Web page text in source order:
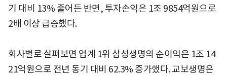
기 대비 13% 줄어든 반면, 투자손익은 1조 9854억원으로
2배 이상 급증했다.
회사별로 살펴보면 업계 1위 삼성생명의 순이익은 1조 14
21억원으로 전년 동기 대비 62.3% 증가했다. 교보생명은